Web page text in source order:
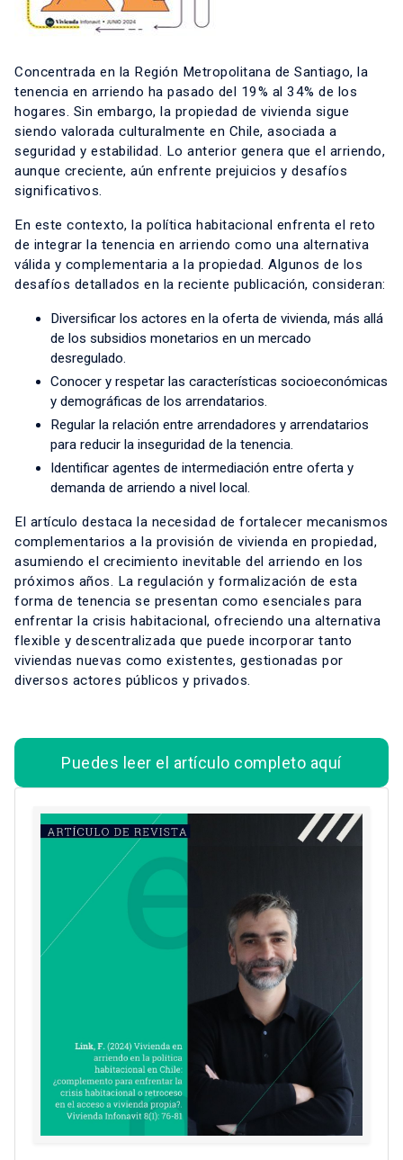
Concentrada en la Región Metropolitana de Santiago, la
tenencia en arriendo ha pasado del 19% al 34% de los
hogares. Sin embargo, la propiedad de vivienda sigue
siendo valorada culturalmente en Chile, asociada a
seguridad y estabilidad. Lo anterior genera que el arriendo,
aunque creciente, aún enfrente prejuicios y desafíos
significativos.
En este contexto, la política habitacional enfrenta el reto
de integrar la tenencia en arriendo como una alternativa
válida y complementaria a la propiedad. Algunos de los
desafíos detallados en la reciente publicación, consideran:
Diversificar los actores en la oferta de vivienda, más allá
de los subsidios monetarios en un mercado
desregulado.
Conocer y respetar las características socioeconómicas
y demográficas de los arrendatarios.
Regular la relación entre arrendadores y arrendatarios
para reducir la inseguridad de la tenencia.
Identificar agentes de intermediación entre oferta y
demanda de arriendo a nivel local.
El artículo destaca la necesidad de fortalecer mecanismos
complementarios a la provisión de vivienda en propiedad,
asumiendo el crecimiento inevitable del arriendo en los
próximos años. La regulación y formalización de esta
forma de tenencia se presentan como esenciales para
enfrentar la crisis habitacional, ofreciendo una alternativa
flexible y descentralizada que puede incorporar tanto
viviendas nuevas como existentes, gestionadas por
diversos actores públicos y privados.
Puedes leer el artículo completo aquí